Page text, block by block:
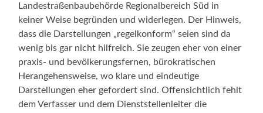
Landestraßenbaubehörde Regionalbereich Süd in
keiner Weise begründen und widerlegen. Der Hinweis,
dass die Darstellungen „regelkonform“ seien sind da
wenig bis gar nicht hilfreich. Sie zeugen eher von einer
praxis- und bevölkerungsfernen, bürokratischen
Herangehensweise, wo klare und eindeutige
Darstellungen eher gefordert sind. Offensichtlich fehlt
dem Verfasser und dem Dienststellenleiter die